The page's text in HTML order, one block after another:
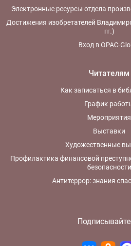
Электронные ресурсы отдела
Достижения изобретателей
гг.)
Вход в OPAC-
Читателям
Как записаться в
График
Мероприятия
Выставки
Художественные
Профилактика финансовой
безопасности
Антитеррор: знания